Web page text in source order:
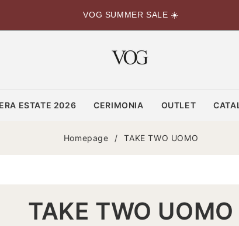
VOG SUMMER SALE ☀️
ESTATE 2026 CERIMONIA OUTLET
Homepage / TAKE TWO UOMO
C
TAKE TWO UOMO